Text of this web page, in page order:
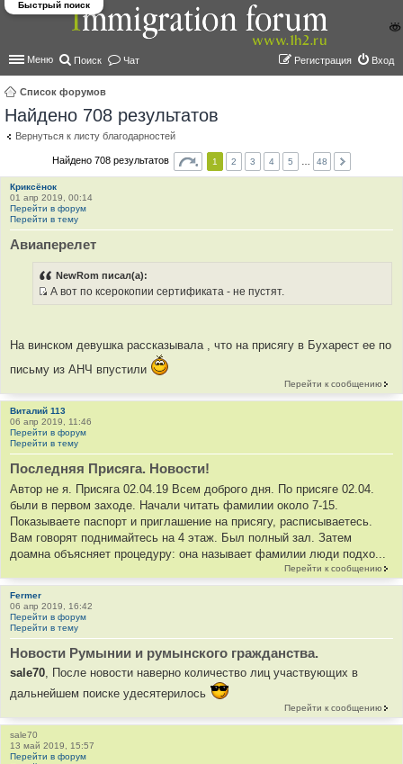
Меню Поиск Чат Вход
Регистрация
Список форумов
Быстрый поиск
Найдено 708 результатов
Вернуться к листу благодарностей
Найдено 708 результатов 1 2 3 4 5 48
Криксёнок
01 апр 2019, 00:14
Перейти в форум
Перейти в тему
Авиаперелет
NewRom писал(а):
о
ч
и
к
ц
и
т
А вот по ксерокопии сертификата - не пустят.
На винском девушка рассказывала , что на присягу в Бухарест ее по
письму из АНЧ впустили
Перейти к сообщению
Виталий 113
06 апр 2019, 11:46
Перейти в форум
Перейти в тему
Последняя Присяга. Новости!
Автор не я. Присяга 02.04.19 Всем доброго дня. По присяге 02.04.
были в первом заходе. Начали читать фамилии около 7-15.
Показываете паспорт и приглашение на присягу, расписываетесь.
Вам говорят поднимайтесь на 4 этаж. Был полный зал. Затем
доамна объясняет процедуру: она называет фамилии люди подхо...
Перейти к сообщению
Fermer
06 апр 2019, 16:42
Перейти в форум
Перейти в тему
Новости Румынии и румынского гражданства.
sale70, После новости наверно количество лиц участвующих в
дальнейшем поиске удесятерилось
Перейти к сообщению
sale70
13 май 2019, 15:57
Перейти в форум